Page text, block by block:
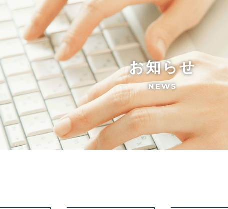
お知らせ
NEWS